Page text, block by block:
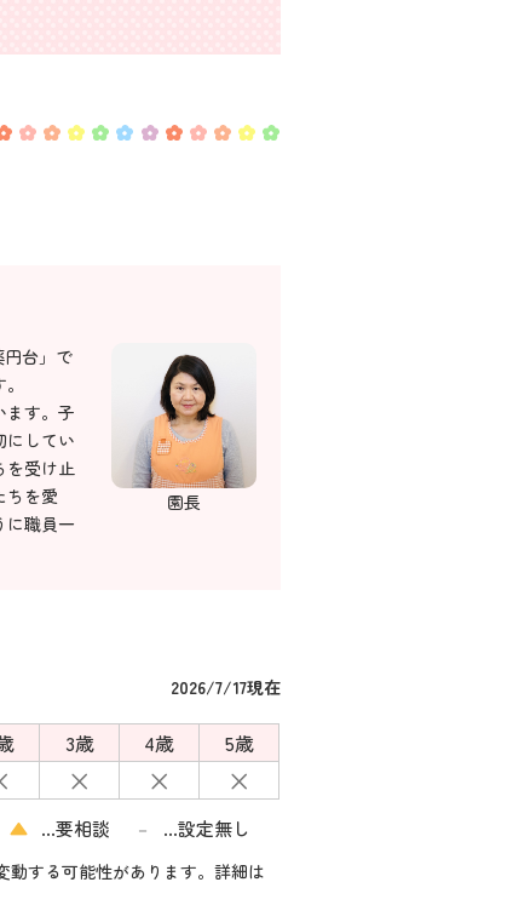
園長
台」で
ます。子
にしてい
を受け止
ちを愛
に職員一
2026/7/17現在
3歳 4歳
5歳
× × ×
▲ …要相談 － …設定無し
動する可能性があります。詳細は